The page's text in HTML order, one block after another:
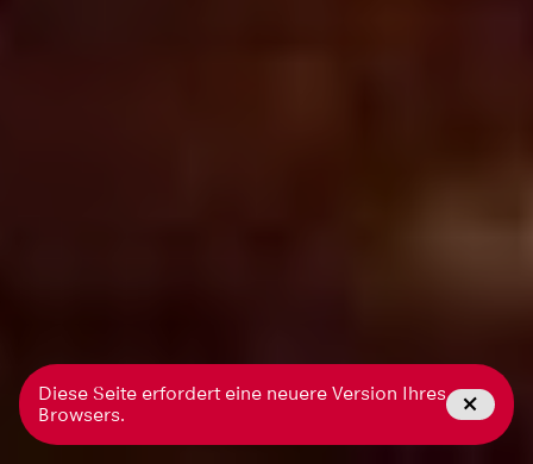
Diese Seite erfordert eine neuere Version Ihres
Browsers.